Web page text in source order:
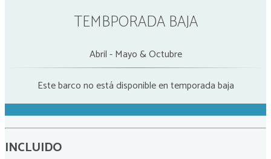
TEMBPORADA BAJA
Abril - Mayo & Octubre
Este barco no está disponible en temporada baja
INCLUIDO